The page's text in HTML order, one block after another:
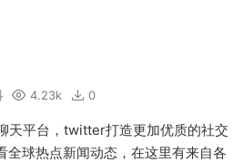
4.23k 0
天平台，twitter打造更加优质的社交
全球热点新闻动态，在这里有来自各